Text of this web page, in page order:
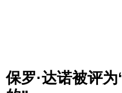
保罗·达诺被评